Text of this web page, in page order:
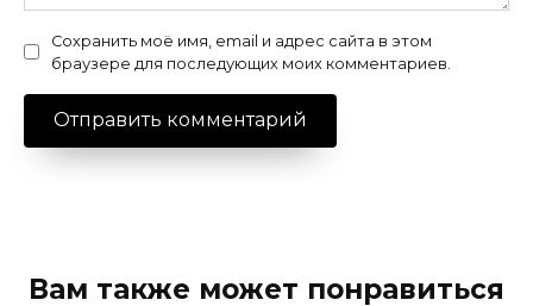
Сохранить моё имя, email и адрес сайта в этом
браузере для последующих моих комментариев.
Вам также может понравиться